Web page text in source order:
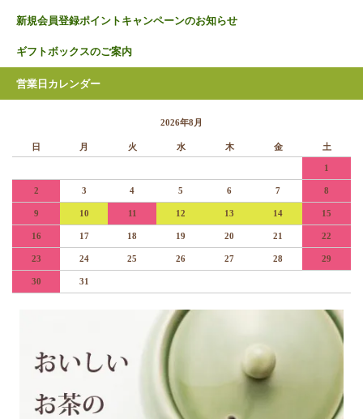
新規会員登録ポイントキャンペーンのお知らせ
ギフトボックスのご案内
営業日カレンダー
2026年8月
日 月 火 水 木 金 土
1
2 3 4 5 6 7 8
9 10 11 12 13 14 15
16 17 18 19 20 21 22
23 24 25 26 27 28 29
30 31